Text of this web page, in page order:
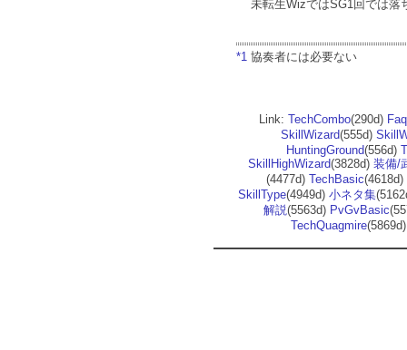
未転生WizではSG1回では落
*1 協奏者には必要ない
Link:TechCombo(290d) Faq
SkillWizard(555d)
HuntingGround(556d)
SkillHighWizard(3828d) 装備/
(4477d)TechBasic(4618d)
SkillType(4949d)小ネタ集
解説(5563d) PvGvBasic
TechQuagmire